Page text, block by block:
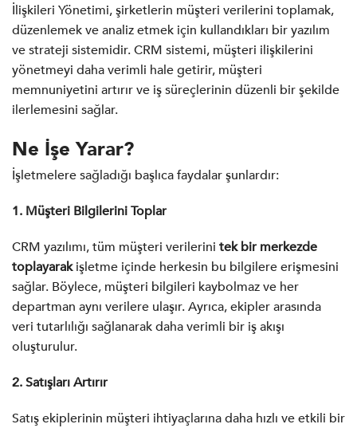
İlişkileri Yönetimi, şirketlerin müşteri verilerini toplamak,
düzenlemek ve analiz etmek için kullandıkları bir yazılım
ve strateji sistemidir. CRM sistemi, müşteri ilişkilerini
yönetmeyi daha verimli hale getirir, müşteri
memnuniyetini artırır ve iş süreçlerinin düzenli bir şekilde
ilerlemesini sağlar.
Ne İşe Yarar?
İşletmelere sağladığı başlıca faydalar şunlardır:
1. Müşteri Bilgilerini Toplar
CRM yazılımı, tüm müşteri verilerini tek bir merkezde
toplayarakişletme içinde herkesin bu bilgilere erişmesini
sağlar. Böylece, müşteri bilgileri kaybolmaz ve her
departman aynı verilere ulaşır. Ayrıca, ekipler arasında
veri tutarlılığı sağlanarak daha verimli bir iş akışı
oluşturulur.
2. Satışları Artırır
Satış ekiplerinin müşteri ihtiyaçlarına daha hızlı ve etkili bir